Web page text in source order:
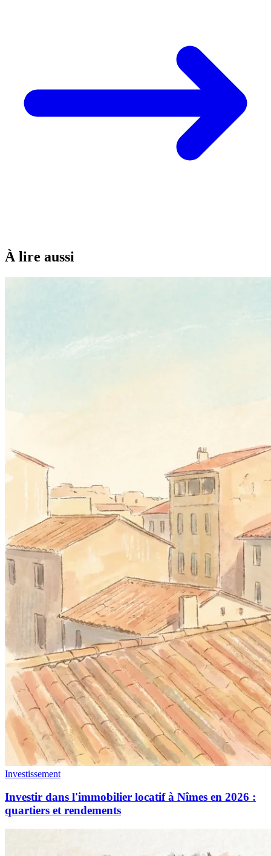
À lire aussi
Investissement
Investir dans l'immobilier locatif à Nîmes en 2026 :
quartiers et rendements